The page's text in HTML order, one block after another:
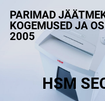
PARIMAD
KOGEMUSED JA
2005
HSM